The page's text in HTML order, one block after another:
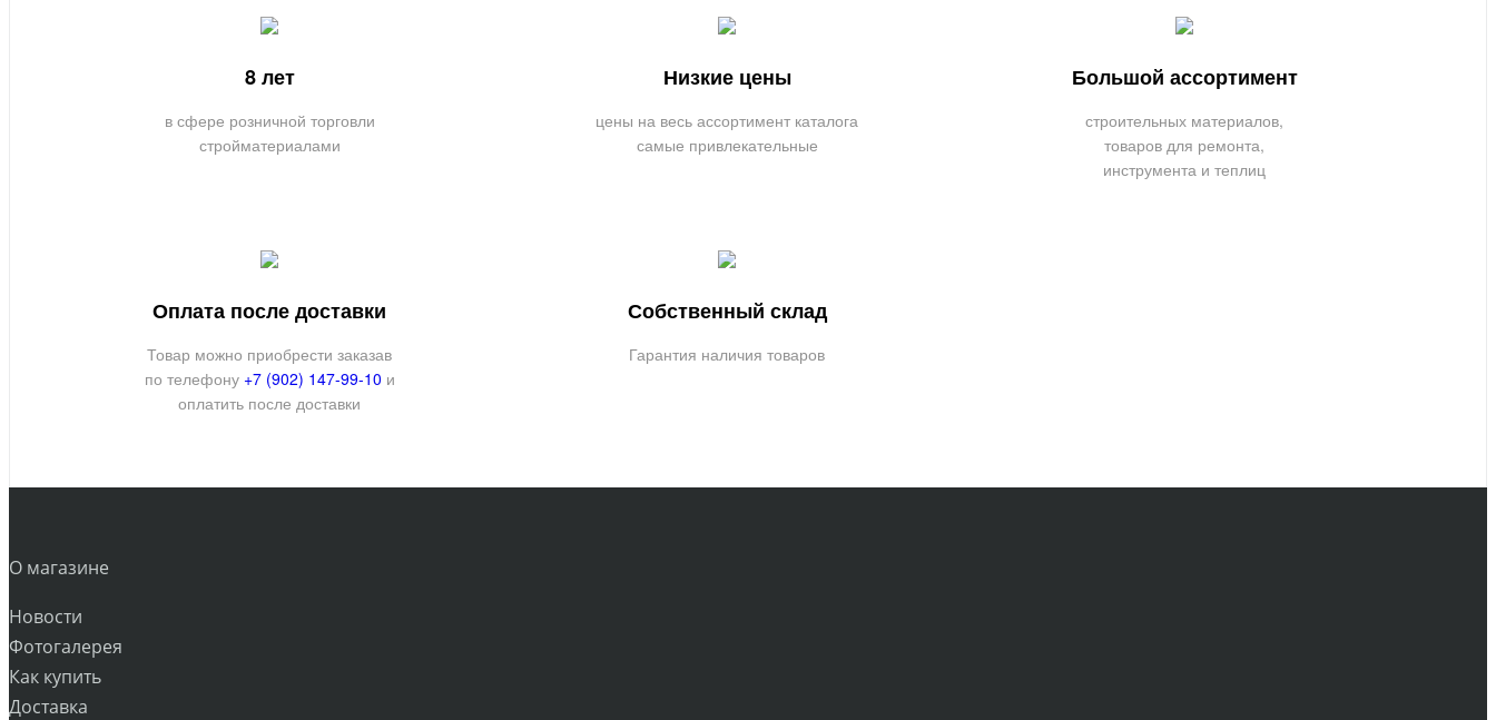
8 лет
в сфере розничной торговли
стройматериалами
Низкие цены
цены на весь ассортимент каталога
самые привлекательные
Большой ассортимент
строительных материалов,
товаров для ремонта,
инструмента и теплиц
Оплата после доставки
Товар можно приобрести заказав
по телефону +7 (902) 147-99-10 и
оплатить после доставки
Собственный склад
Гарантия наличия товаров
О магазине
Новости
Фотогалерея
Как купить
Доставка